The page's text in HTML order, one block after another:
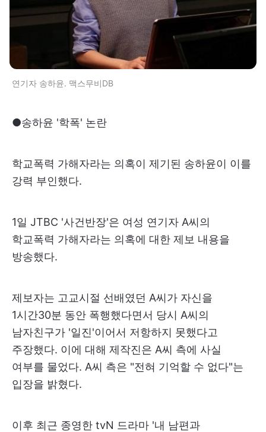
연기자 송하윤. 맥스무비DB
●송하윤 '학폭' 논란
학교폭력 가해자라는 의혹이 제기된 송하윤이 이를
강력 부인했다.
1일 JTBC '사건반장'은 여성 연기자 A씨의
학교폭력 가해자라는 의혹에 대한 제보 내용을
방송했다.
제보자는 고교시절 선배였던 A씨가 자신을
1시간30분 동안 폭행했다면서 당시 A씨의
남자친구가 '일진'이어서 저항하지 못했다고
주장했다. 이에 대해 제작진은 A씨 측에 사실
여부를 물었다. A씨 측은 "전혀 기억할 수 없다"는
입장을 밝혔다.
이후 최근 종영한 tvN 드라마 '내 남편과